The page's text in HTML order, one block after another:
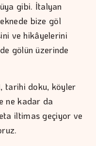
gibi. İtalyan
bize göl
ve hikâyelerini
gölün üzerinde
tarihi doku, köyler
ne kadar da
iltimas geçiyor ve